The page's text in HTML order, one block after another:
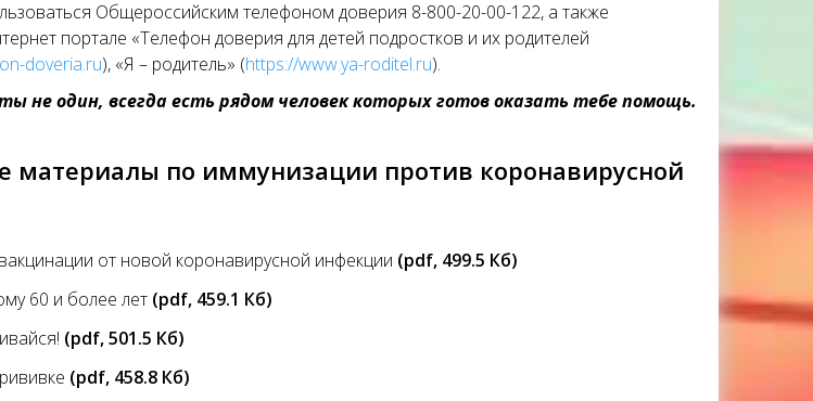
Общероссийским телефоном доверия 8-800-20-00-122, а также
портале «Телефон доверия для детей подростков и их родителей
doveria.ru), «Я – родитель» (https://www.ya-roditel.ru).
не один, всегда есть рядом человек которых готов оказать тебе помощь.
по иммунизации против коронавирусной
от новой коронавирусной инфекции (pdf, 499.5 Кб)
60 и более лет (pdf, 459.1 Кб)
(pdf, 501.5 Кб)
(pdf, 458.8 Кб)